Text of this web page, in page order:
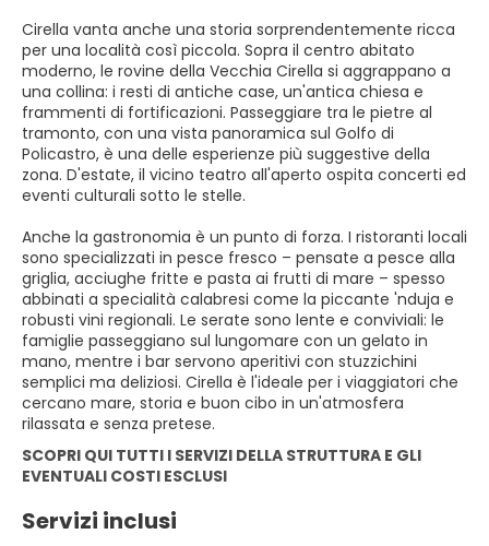
Cirella vanta anche una storia sorprendentemente ricca
per una località così piccola. Sopra il centro abitato
moderno, le rovine della Vecchia Cirella si aggrappano a
una collina: i resti di antiche case, un'antica chiesa e
frammenti di fortificazioni. Passeggiare tra le pietre al
tramonto, con una vista panoramica sul Golfo di
Policastro, è una delle esperienze più suggestive della
zona. D'estate, il vicino teatro all'aperto ospita concerti ed
eventi culturali sotto le stelle.
Anche la gastronomia è un punto di forza. I ristoranti locali
sono specializzati in pesce fresco – pensate a pesce alla
griglia, acciughe fritte e pasta ai frutti di mare – spesso
abbinati a specialità calabresi come la piccante 'nduja e
robusti vini regionali. Le serate sono lente e conviviali: le
famiglie passeggiano sul lungomare con un gelato in
mano, mentre i bar servono aperitivi con stuzzichini
semplici ma deliziosi. Cirella è l'ideale per i viaggiatori che
cercano mare, storia e buon cibo in un'atmosfera
rilassata e senza pretese.
SCOPRI QUI TUTTI I SERVIZI DELLA STRUTTURA E GLI
EVENTUALI COSTI ESCLUSI
Servizi inclusi